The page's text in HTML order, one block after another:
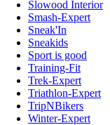
Slowood Interior
Smash-Expert
Sneak'In
Sneakids
Sport is good
Training-Fit
Trek-Expert
Triathlon-Expert
TripNBikers
Winter-Expert